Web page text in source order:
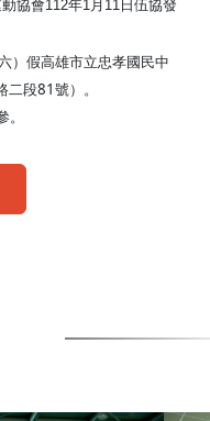
協會112年1月 11 日伍協發
）假高雄市立忠孝國民中
二段81號）。
。